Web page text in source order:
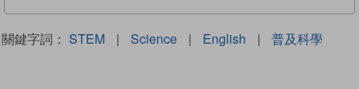
關鍵字詞： STEM | Science | English | 普及科學